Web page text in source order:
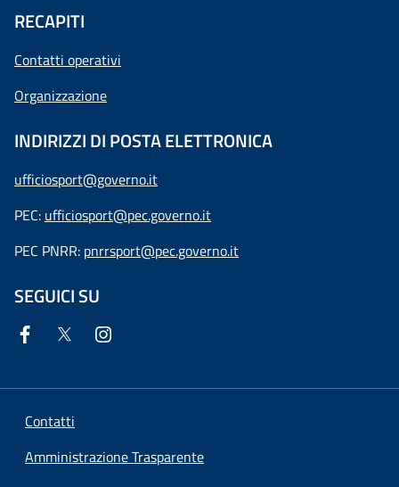
RECAPITI
Contatti operativi
Organizzazione
INDIRIZZI DI POSTA ELETTRONICA
ufficiosport@governo.it
PEC: ufficiosport@pec.governo.it
PEC PNRR: pnrrsport@pec.governo.it
SEGUICI SU
Contatti
Amministrazione Trasparente